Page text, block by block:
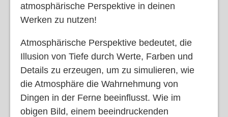
atmosphärische Perspektive in deinen
Werken zu nutzen!
Atmosphärische Perspektive bedeutet, die
Illusion von Tiefe durch Werte, Farben und
Details zu erzeugen, um zu simulieren, wie
die Atmosphäre die Wahrnehmung von
Dingen in der Ferne beeinflusst. Wie im
obigen Bild, einem beeindruckenden